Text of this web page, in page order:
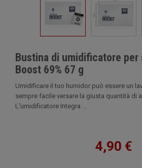
Bustina di umidificatore per
Boost 69% 67 g
Umidificare il tuo humidor può essere un
sempre facile versare la giusta quantità di
L'umidificatore Integra ...
4,90 €